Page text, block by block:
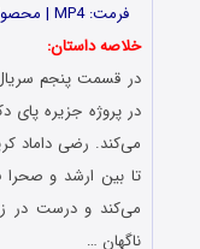
فرمت: MP4 | محصول کشور ایران | تهیه کننده: منوچهر محمدی
خلاصه داستان:
در قسمت پنجم
در پروژه جزیره
می‌کند. رضی داماد
تا بین ارشد و صحرا
می‌کند و درست در
ناگهان …